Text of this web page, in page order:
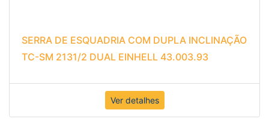
SERRA DE ESQUADRIA COM DUPLA INCLINAÇÃO
TC-SM 2131/2 DUAL EINHELL 43.003.93
Ver detalhes